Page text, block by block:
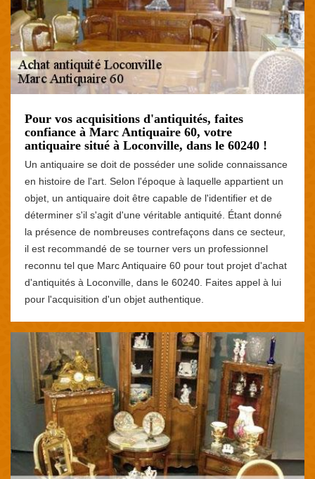
Pour vos acquisitions d'antiquités, faites
confiance à Marc Antiquaire 60, votre
antiquaire situé à Loconville, dans le 60240 !
Un antiquaire se doit de posséder une solide connaissance
en histoire de l'art. Selon l'époque à laquelle appartient un
objet, un antiquaire doit être capable de l'identifier et de
déterminer s'il s'agit d'une véritable antiquité. Étant donné
la présence de nombreuses contrefaçons dans ce secteur,
il est recommandé de se tourner vers un professionnel
reconnu tel que Marc Antiquaire 60 pour tout projet d'achat
d'antiquités à Loconville, dans le 60240. Faites appel à lui
pour l'acquisition d'un objet authentique.